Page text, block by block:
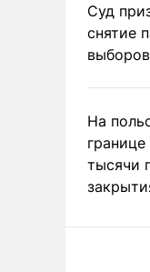
Суд
снятие
На
тысячи